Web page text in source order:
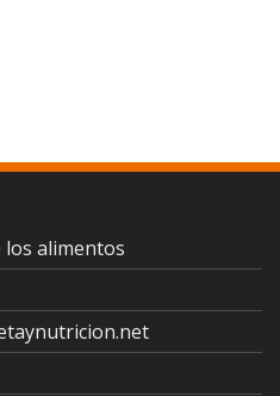
alimentos